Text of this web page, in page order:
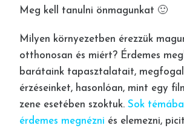
Meg kell tanulni önmagunkat 🙂
Milyen környezetben érezzük
otthonosan és miért? Érdemes
barátaink tapasztalatait,
érzéseinket, hasonlóan, mint egy
zene esetében szoktuk.Sok
érdemes megnézni és elemezni,